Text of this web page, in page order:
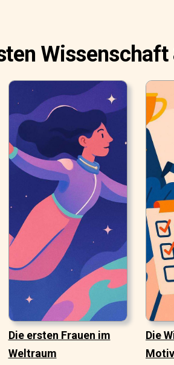
Die ersten Frauen im
Weltraum
Die